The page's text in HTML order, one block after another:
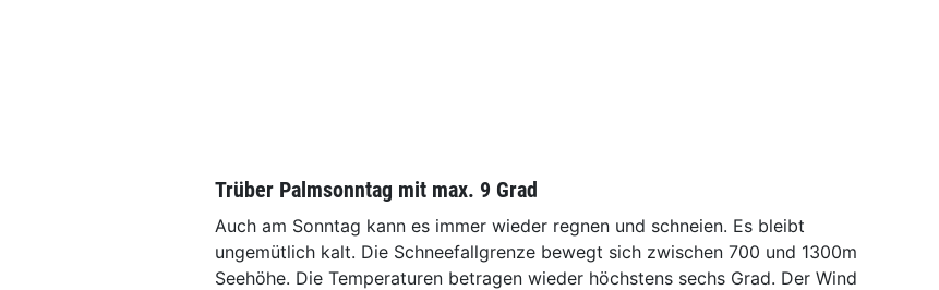
Trüber Palmsonntag mit max. 9 Grad
Auch am Sonntag kann es immer wieder regnen und schneien. Es bleibt
ungemütlich kalt. Die Schneefallgrenze bewegt sich zwischen 700 und 1300m
Seehöhe. Die Temperaturen betragen wieder höchstens sechs Grad. Der Wind